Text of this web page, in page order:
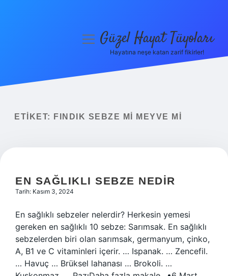
Yasal Uyarı
menüyüGüzel Hayat Tüyoları
Hayatına neşe katan zarif fikirler!
ETIKET: FINDIK SEBZE MI MEYVE MI
EN SAĞLIKLI SEBZE NEDIR
Tarih: Kasım 3, 2024
En sağlıklı sebzeler nelerdir? Herkesin yemesi
gereken en sağlıklı 10 sebze: Sarımsak. En sağlıklı
sebzelerden biri olan sarımsak, germanyum, çinko,
A, B1 ve C vitaminleri içerir. … Ispanak. … Zencefil.
… Havuç … Brüksel lahanası … Brokoli. …